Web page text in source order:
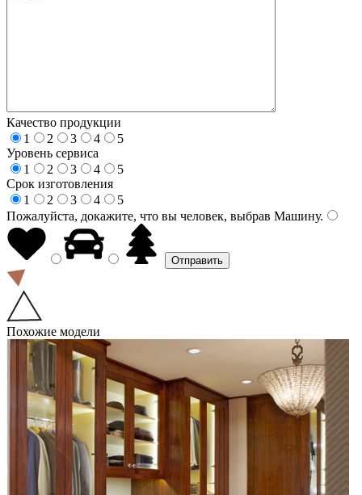
Качество продукции
1
2 3 4
5
Уровень сервиса
1
2 3 4
5
Срок изготовления
1
2 3 4
5
Пожалуйста, докажите, что вы человек, выбрав Машину.
Похожие модели